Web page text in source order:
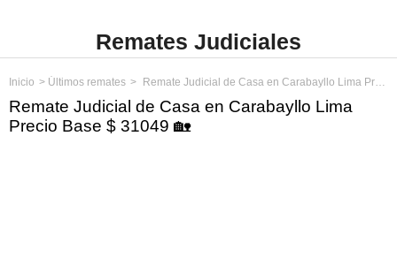
Remates Judiciales
Inicio Últimos remates Remate Judicial de Casa en Carabayllo Lima Precio Base $ 31049
Remate Judicial de Casa en Carabayllo Lima
Precio Base $ 31049 🏡